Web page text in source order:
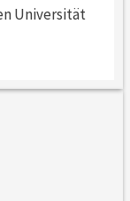
Universität